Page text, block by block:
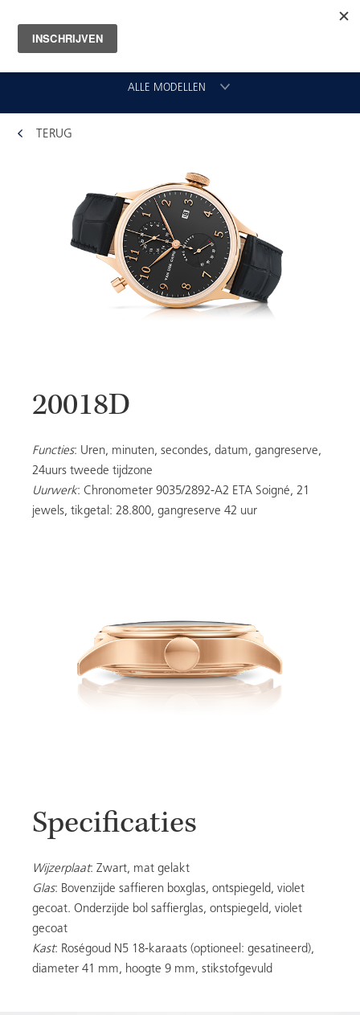
ALLE MODELLEN
CLASSIC GMT
VLIEGER
20053
20018D
Functies: Uren, minuten, secondes, datum, gangreserve,
24uurs tweede tijdzone
Uurwerk: Chronometer 9035/2892-A2 ETA Soigné, 21
jewels, tikgetal: 28.800, gangreserve 42 uur
TERUG
Specificaties
Wijzerplaat: Zwart, mat gelakt
Glas: Bovenzijde saffieren boxglas, ontspiegeld, violet
gecoat. Onderzijde bol saffierglas, ontspiegeld, violet
gecoat
Kast: Roségoud N5 18-karaats (optioneel: gesatineerd),
diameter 41 mm, hoogte 9 mm, stikstofgevuld